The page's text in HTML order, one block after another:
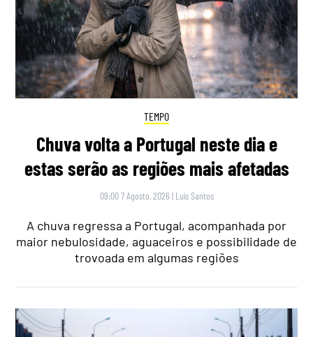
TEMPO
Chuva volta a Portugal neste dia e
estas serão as regiões mais afetadas
09:00 7 Agosto, 2026 | Luís Santos
A chuva regressa a Portugal, acompanhada por
maior nebulosidade, aguaceiros e possibilidade de
trovoada em algumas regiões